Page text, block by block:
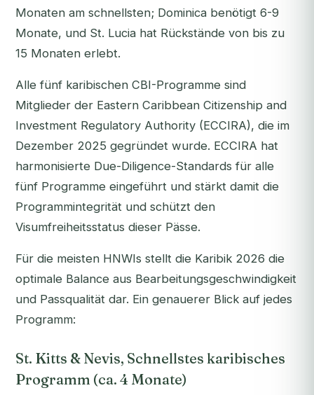
Monaten am schnellsten; Dominica benötigt 6-9
Monate, und St. Lucia hat Rückstände von bis zu
15 Monaten erlebt.
Alle fünf karibischen CBI-Programme sind
Mitglieder der Eastern Caribbean Citizenship and
Investment Regulatory Authority (ECCIRA), die im
Dezember 2025 gegründet wurde. ECCIRA hat
harmonisierte Due-Diligence-Standards für alle
fünf Programme eingeführt und stärkt damit die
Programmintegrität und schützt den
Visumfreiheitsstatus dieser Pässe.
Für die meisten HNWIs stellt die Karibik 2026 die
optimale Balance aus Bearbeitungsgeschwindigkeit
und Passqualität dar. Ein genauerer Blick auf jedes
Programm:
St. Kitts & Nevis, Schnellstes karibisches
Programm (ca. 4 Monate)